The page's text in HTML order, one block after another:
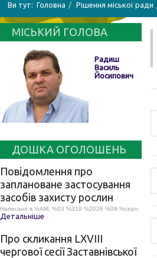
Ви тут: Головна Рішення міської ради
МІСЬКИЙ ГОЛОВА
Радиш
Василь
Йосипович
ДОШКА ОГОЛОШЕНЬ
Повідомлення про
заплановане застосування
засобів захисту рослин
Написано в %AM, %03 %319 %2026 %09:%серп.
Детальніше
Про скликання LХVІІІ
чергової сесії Заставнівської